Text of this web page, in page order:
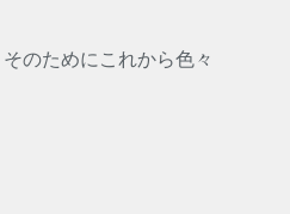
のためにこれから色々